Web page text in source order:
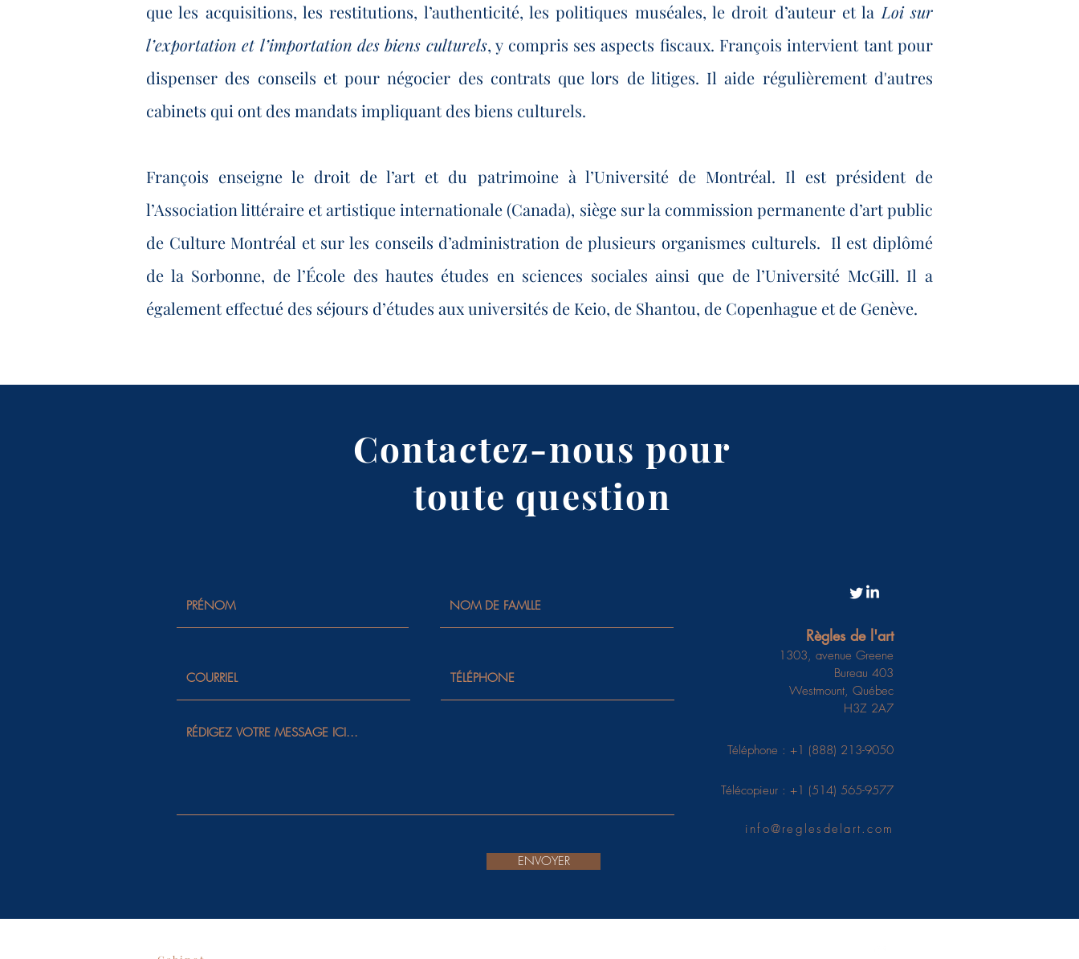
que les acquisitions, les restitutions, l’authenticité, les politiques muséales, le droit d’auteur et la Loi sur
l’exportation et l’importation des biens culturels, y compris ses aspects fiscaux. François intervient tant pour
dispenser des conseils et pour négocier des contrats que lors de litiges. Il aide régulièrement d'autres
cabinets qui ont des mandats impliquant des biens culturels.
François enseigne le droit de l’art et du patrimoine à l’Université de Montréal. Il est président de
l’Association littéraire et artistique internationale (Canada), siège sur la commission permanente d’art public
de Culture Montréal et sur les conseils d’administration de plusieurs organismes culturels. Il est diplômé
de la Sorbonne, de l’École des hautes études en sciences sociales ainsi que de l’Université McGill. Il a
également effectué des séjours d’études aux universités de Keio, de Shantou, de Copenhague et de Genève.
Contactez-nous pour
toute question
ENVOYER
Règles de l'art
1303, avenue Greene
Bureau 403
Westmount, Québec
H3Z 2A7
Téléphone : +1 (888) 213-9050
Télécopieur : +1 (514) 565-9577
info@reglesdelart.com